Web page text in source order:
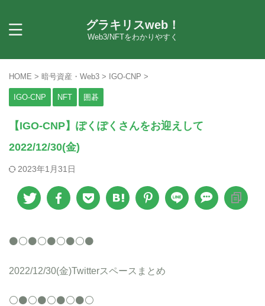
グラキリスweb！
Web3/NFTをわかりやすく
HOME > 暗号資産・Web3 > IGO-CNP >
IGO-CNP NFT 囲碁
【IGO-CNP】ぽくぽくさんをお迎えして
2022/12/30(金)
2023年1月31日
⚫️⚪️⚫️⚪️⚫️⚪️⚫️⚪️⚫️
2022/12/30(金)Twitterスペースまとめ
⚪️⚫️⚪️⚫️⚪️⚫️⚪️⚫️⚪️